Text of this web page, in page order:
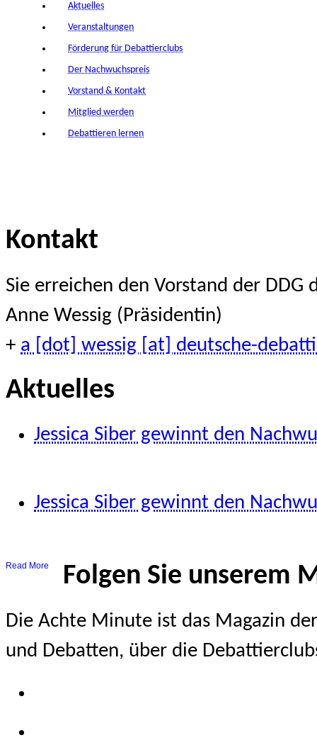
Aktuelles
Veranstaltungen
Förderung für Debattierclubs
Der Nachwuchspreis
Vorstand & Kontakt
Mitglied werden
Debattieren lernen
Kontakt
Sie erreichen den Vorstand der DDG
Anne Wessig (Präsidentin)
+ a [dot] wessig [at] deutsche-
Aktuelles
Jessica Siber gewinnt den
Jessica Siber gewinnt den
Read More Folgen Sie unserem
Die Achte Minute ist das Magazin
und Debatten, über die